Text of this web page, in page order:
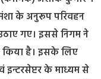
के अनुरूप परिवहन
गए। इससे निगम ने
किया है। इसके लिए
के माध्यम से